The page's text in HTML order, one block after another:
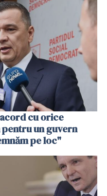
cu orice
un guvern
pe loc"